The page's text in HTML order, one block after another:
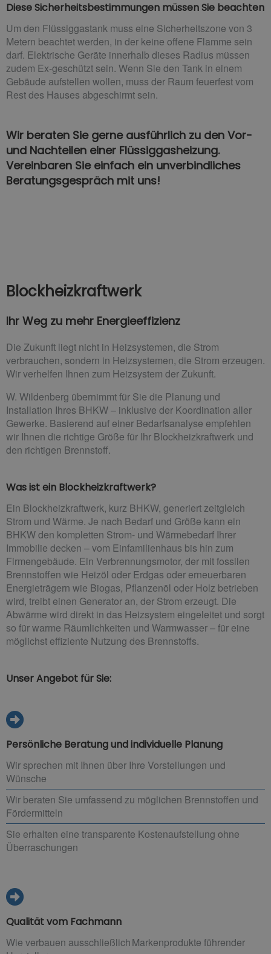
Diese Sicherheitsbestimmungen müssen Sie beachten
Um den Flüssiggastank muss eine Sicherheitszone von 3
Metern beachtet werden, in der keine offene Flamme sein
darf. Elektrische Geräte innerhalb dieses Radius müssen
zudem Ex-geschützt sein. Wenn Sie den Tank in einem
Gebäude aufstellen wollen, muss der Raum feuerfest vom
Rest des Hauses abgeschirmt sein.
Wir beraten Sie gerne ausführlich zu den Vor-
und Nachteilen einer Flüssiggasheizung.
Vereinbaren Sie einfach ein unverbindliches
Beratungsgespräch mit uns!
Blockheizkraftwerk
Ihr Weg zu mehr Energieeffizienz
Die Zukunft liegt nicht in Heizsystemen, die Strom
verbrauchen, sondern in Heizsystemen, die Strom erzeugen.
Wir verhelfen Ihnen zum Heizsystem der Zukunft.
W. Wildenberg übernimmt für Sie die Planung und
Installation Ihres BHKW – inklusive der Koordination aller
Gewerke. Basierend auf einer Bedarfsanalyse empfehlen
wir Ihnen die richtige Größe für Ihr Blockheizkraftwerk und
den richtigen Brennstoff.
Was ist ein Blockheizkraftwerk?
Ein Blockheizkraftwerk, kurz BHKW, generiert zeitgleich
Strom und Wärme. Je nach Bedarf und Größe kann ein
BHKW den kompletten Strom- und Wärmebedarf Ihrer
Immobilie decken – vom Einfamilienhaus bis hin zum
Firmengebäude. Ein Verbrennungsmotor, der mit fossilen
Brennstoffen wie Heizöl oder Erdgas oder erneuerbaren
Energieträgern wie Biogas, Pflanzenöl oder Holz betrieben
wird, treibt einen Generator an, der Strom erzeugt. Die
Abwärme wird direkt in das Heizsystem eingeleitet und sorgt
so für warme Räumlichkeiten und Warmwasser – für eine
möglichst effiziente Nutzung des Brennstoffs.
Unser Angebot für Sie:
Persönliche Beratung und individuelle Planung
Wir sprechen mit Ihnen über Ihre Vorstellungen und
Wünsche
Wir beraten Sie umfassend zu möglichen Brennstoffen und
Fördermitteln
Sie erhalten eine transparente Kostenaufstellung ohne
Überraschungen
Qualität vom Fachmann
Wie verbauen ausschließlich Markenprodukte führender